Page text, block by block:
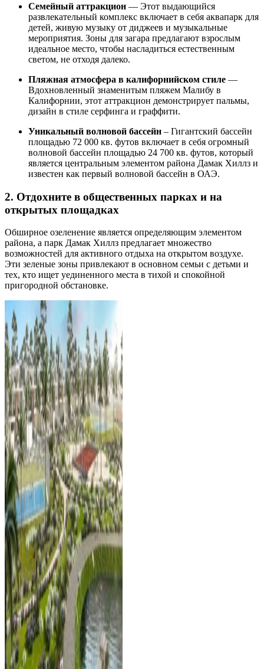
Семейный аттракцион — Этот выдающийся
развлекательный комплекс включает в себя аквапарк для
детей, живую музыку от диджеев и музыкальные
мероприятия. Зоны для загара предлагают взрослым
идеальное место, чтобы насладиться естественным
светом, не отходя далеко.
Пляжная атмосфера в калифорнийском стиле —
Вдохновленный знаменитым пляжем Малибу в
Калифорнии, этот аттракцион демонстрирует пальмы,
дизайн в стиле серфинга и граффити.
Уникальный волновой бассейн – Гигантский бассейн
площадью 72 000 кв. футов включает в себя огромный
волновой бассейн площадью 24 700 кв. футов, который
является центральным элементом района Дамак Хиллз и
известен как первый волновой бассейн в ОАЭ.
2. Отдохните в общественных парках и на
открытых площадках
Обширное озеленение является определяющим элементом
района, а парк Дамак Хиллз предлагает множество
возможностей для активного отдыха на открытом воздухе.
Эти зеленые зоны привлекают в основном семьи с детьми и
тех, кто ищет уединенного места в тихой и спокойной
пригородной обстановке.